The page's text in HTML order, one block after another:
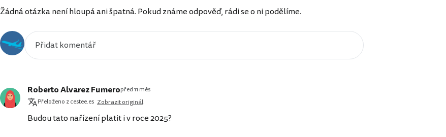
Žádná otázka není hloupá ani špatná. Pokud známe odpověď, rádi se o ni podělíme.
Roberto Alvarez Fumeropřed 11 měs
Přeloženo z cestee.es Zobrazit originál
Budou tato nařízení platit i v roce 2025?